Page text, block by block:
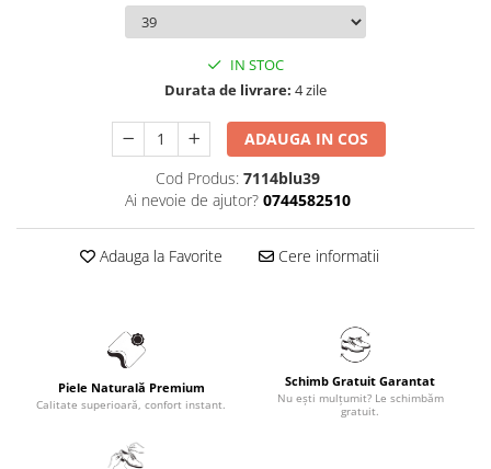
IN STOC
Durata de livrare: 4 zile
ADAUGA IN COS
Cod Produs: 7114blu39
Ai nevoie de ajutor? 0744582510
Adauga la Favorite Cere informatii
Piele Naturală Premium
Calitate superioară, confort instant.
Schimb Gratuit Garantat
Nu ești mulțumit? Le schimbăm
gratuit.